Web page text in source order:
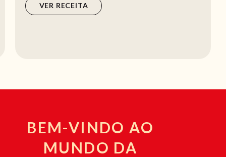
VER RECEITA
BEM-VINDO AO
MUNDO DA